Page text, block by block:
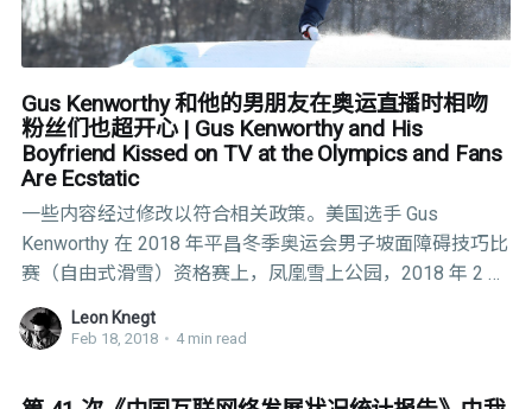
柜的同性恋运动员，无论是 Kenworthy
Gus Kenworthy 和他的男朋友在奥运直播时相吻
粉丝们也超开心 | Gus Kenworthy and His
Boyfriend Kissed on TV at the Olympics and Fans
Are Ecstatic
一些内容经过修改以符合相关政策。美国选手 Gus
Kenworthy 在 2018 年平昌冬季奥运会男子坡面障碍技巧比
赛（自由式滑雪）资格赛上，凤凰雪上公园，2018 年 2 月
18 日，韩国平昌，Cameron Spencer/Getty Images 原文作
者：KATIE REILLY（时代周刊）由 AirScript 翻译 更新于美
2018 年 2 月 18 日 在 Gus Kenworthy 周日第一场坡面障碍
Leon Knegt
Feb 18, 2018 • 4 min read